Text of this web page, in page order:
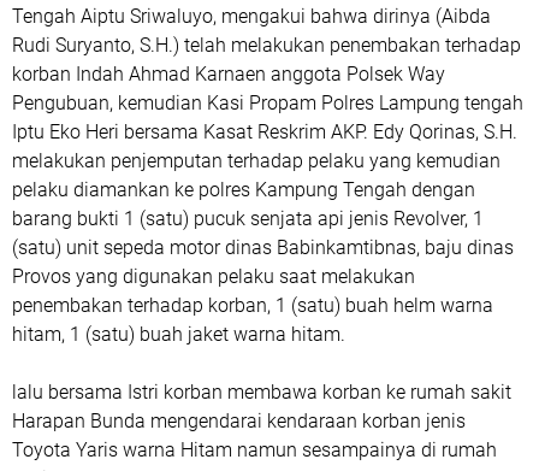
Tengah Aiptu Sriwaluyo, mengakui bahwa dirinya (Aibda
Rudi Suryanto, S.H.) telah melakukan penembakan terhadap
korban Indah Ahmad Karnaen anggota Polsek Way
Pengubuan, kemudian Kasi Propam Polres Lampung tengah
Iptu Eko Heri bersama Kasat Reskrim AKP. Edy Qorinas, S.H.
melakukan penjemputan terhadap pelaku yang kemudian
pelaku diamankan ke polres Kampung Tengah dengan
barang bukti 1 (satu) pucuk senjata api jenis Revolver, 1
(satu) unit sepeda motor dinas Babinkamtibnas, baju dinas
Provos yang digunakan pelaku saat melakukan
penembakan terhadap korban, 1 (satu) buah helm warna
hitam, 1 (satu) buah jaket warna hitam.
lalu bersama Istri korban membawa korban ke rumah sakit
Harapan Bunda mengendarai kendaraan korban jenis
Toyota Yaris warna Hitam namun sesampainya di rumah